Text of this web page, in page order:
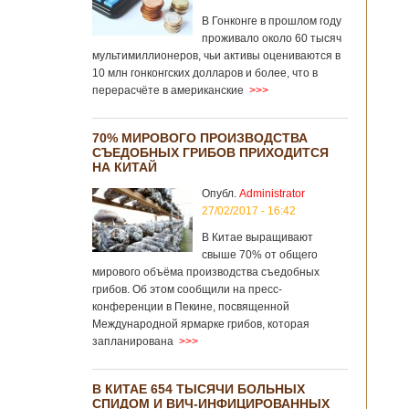
В Гонконге в прошлом году
проживало около 60 тысяч
мультимиллионеров, чьи активы оцениваются в
10 млн гонконгских долларов и более, что в
перерасчёте в американские >>>
70% МИРОВОГО ПРОИЗВОДСТВА
СЪЕДОБНЫХ ГРИБОВ ПРИХОДИТСЯ
НА КИТАЙ
Опубл. Administrator
27/02/2017 - 16:42
В Китае выращивают
свыше 70% от общего
мирового объёма производства съедобных
грибов. Об этом сообщили на пресс-
конференции в Пекине, посвященной
Международной ярмарке грибов, которая
запланирована >>>
В КИТАЕ 654 ТЫСЯЧИ БОЛЬНЫХ
СПИДОМ И ВИЧ-ИНФИЦИРОВАННЫХ